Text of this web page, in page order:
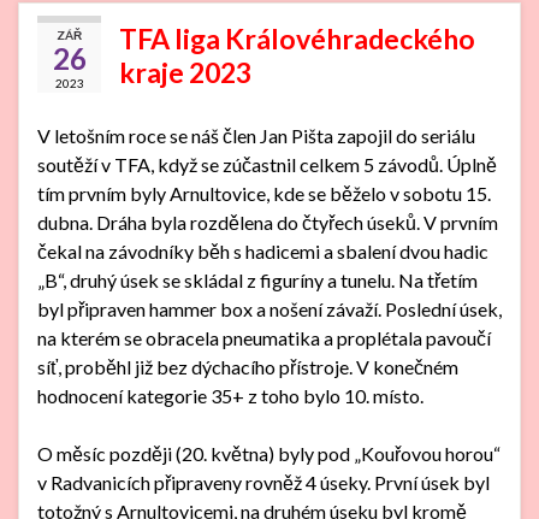
ZÁŘ
26
2023
TFA liga Královéhradeckého
kraje 2023
V letošním roce se náš člen Jan Pišta zapojil do seriálu
soutěží v TFA, když se zúčastnil celkem 5 závodů. Úplně
tím prvním byly Arnultovice, kde se běželo v sobotu 15.
dubna. Dráha byla rozdělena do čtyřech úseků. V prvním
čekal na závodníky běh s hadicemi a sbalení dvou hadic
„B“, druhý úsek se skládal z figuríny a tunelu. Na třetím
byl připraven hammer box a nošení závaží. Poslední úsek,
na kterém se obracela pneumatika a proplétala pavoučí
síť, proběhl již bez dýchacího přístroje. V konečném
hodnocení kategorie 35+ z toho bylo 10. místo.
O měsíc později (20. května) byly pod „Kouřovou horou“
v Radvanicích připraveny rovněž 4 úseky. První úsek byl
totožný s Arnultovicemi, na druhém úseku byl kromě